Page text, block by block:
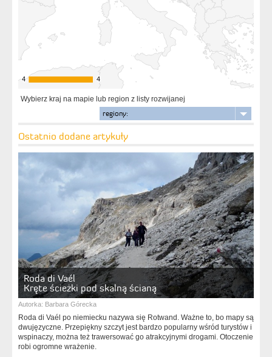
4
4 4
4
Wybierz kraj na mapie lub region z listy rozwijanej
regiony:
Ostatnio dodane artykuły
Roda di Vaél
Kręte ścieżki pod skalną ścianą
Autorka: Barbara Górecka
Roda di Vaél po niemiecku nazywa się Rotwand. Ważne to, bo mapy są
dwujęzyczne. Przepiękny szczyt jest bardzo popularny wśród turystów i
wspinaczy, można też trawersować go atrakcyjnymi drogami. Otoczenie
robi ogromne wrażenie.